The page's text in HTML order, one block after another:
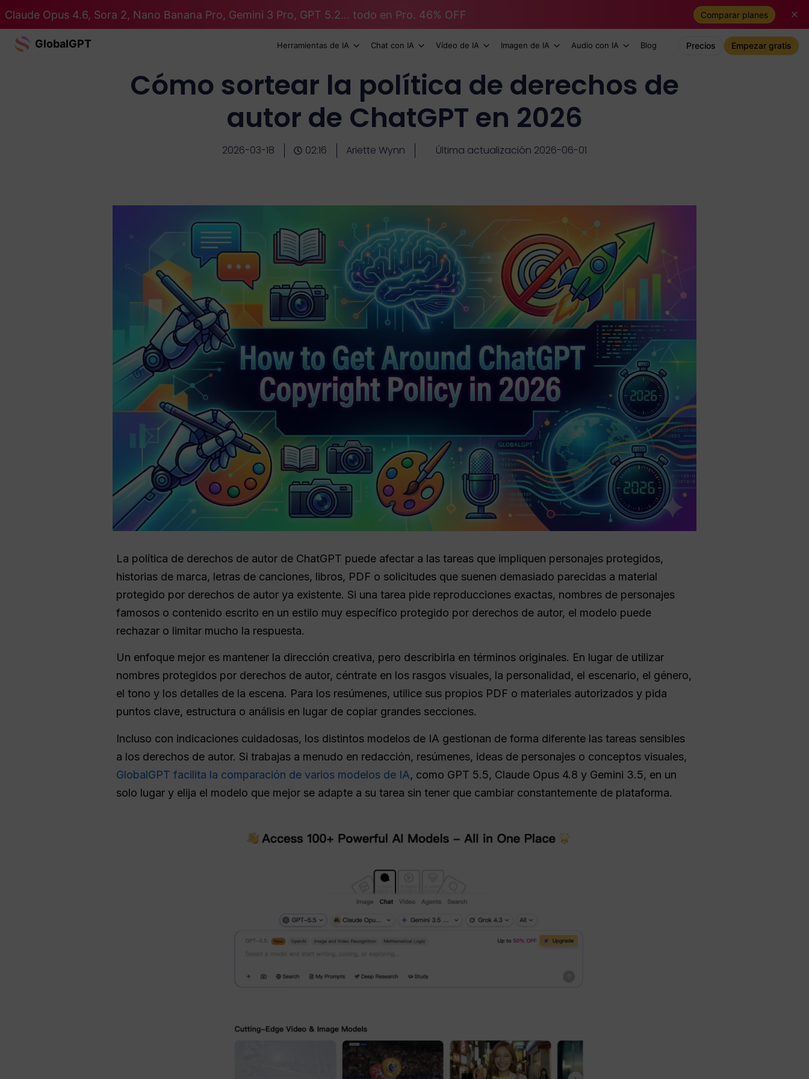
Claude Opus 4.6, Sora 2, Nano Banana Pro, Gemini 3 Pro, GPT 5.2... todo en Pro. 46% OFF Comparar planes
GlobalGPT Herramientas de IA Chat con IA Vídeo de IA Imagen de IA Audio con IA Blog Precios Empezar gratis
Cómo sortear la política de derechos de
autor de ChatGPT en 2026
2026-03-18 02:16 Ariette Wynn Última actualización 2026-06-01
La política de derechos de autor de ChatGPT puede afectar a las tareas que impliquen personajes protegidos,
historias de marca, letras de canciones, libros, PDF o solicitudes que suenen demasiado parecidas a material
protegido por derechos de autor ya existente. Si una tarea pide reproducciones exactas, nombres de personajes
famosos o contenido escrito en un estilo muy específico protegido por derechos de autor, el modelo puede
rechazar o limitar mucho la respuesta.
Un enfoque mejor es mantener la dirección creativa, pero describirla en términos originales. En lugar de utilizar
nombres protegidos por derechos de autor, céntrate en los rasgos visuales, la personalidad, el escenario, el género,
el tono y los detalles de la escena. Para los resúmenes, utilice sus propios PDF o materiales autorizados y pida
puntos clave, estructura o análisis en lugar de copiar grandes secciones.
Incluso con indicaciones cuidadosas, los distintos modelos de IA gestionan de forma diferente las tareas sensibles
a los derechos de autor. Si trabajas a menudo en redacción, resúmenes, ideas de personajes o conceptos visuales,
GlobalGPT facilita la comparación de varios modelos de IA, como GPT 5.5, Claude Opus 4.8 y Gemini 3.5, en un
solo lugar y elija el modelo que mejor se adapte a su tarea sin tener que cambiar constantemente de plataforma.